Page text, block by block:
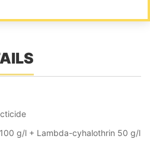
g/l + Lambda-cyhalothrin 50 g/l